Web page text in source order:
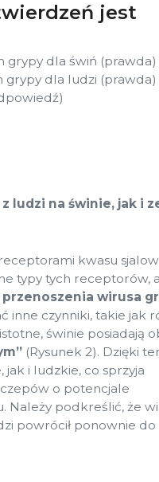
jest
grypy dla świń (prawda)
grypy dla ludzi (prawda)
ludzi na świnie, jak i
kwasu
typy tych receptorów, a
przenoszenia wirusa
inne czynniki, takie jak
świnie posiadają
(Rysunek 2). Dzięki
i ludzkie, co sprzyja
o potencjale
Należy podkreślić, że
powrócił ponownie do